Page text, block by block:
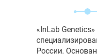
«InLab
России.